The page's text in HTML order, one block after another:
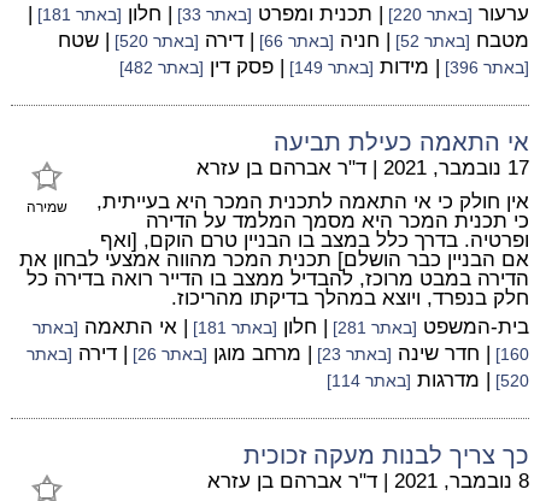
ערעור [באתר 220] | תכנית ומפרט [באתר 33] | חלון [באתר 181]
|
מטבח [באתר 52] | חניה [באתר 66] | דירה [באתר 520] | שטח
[באתר 396] | מידות [באתר 149] | פסק דין [באתר 482]
אי התאמה כעילת תביעה
שמירה
17 נובמבר, 2021 | ד"ר אברהם בן עזרא
אין חולק כי אי התאמה לתכנית המכר היא בעייתית,
כי תכנית המכר היא מסמך המלמד על הדירה
ופרטיה. בדרך כלל במצב בו הבניין טרם הוקם, [ואף
אם הבניין כבר הושלם] תכנית המכר מהווה אמצעי לבחון את
הדירה במבט מרוכז, להבדיל ממצב בו הדייר רואה בדירה כל
חלק בנפרד, ויוצא במהלך בדיקתו מהריכוז.
בית-המשפט [באתר 281] | חלון [באתר 181] | אי התאמה [באתר
160]
| חדר שינה [באתר 23] | מרחב מוגן [באתר 26] | דירה [באתר
520]
| מדרגות [באתר 114]
כך צריך לבנות מעקה זכוכית
8 נובמבר, 2021 | ד"ר אברהם בן עזרא